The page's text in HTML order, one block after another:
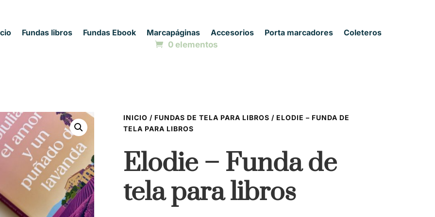
Fundas libros Fundas Ebook Marcapáginas Accesorios Porta marcadores
Coleteros
0 elementos
INICIO / FUNDAS DE TELA PARA LIBROS / ELODIE – FUNDA DE
TELA PARA LIBROS
Elodie – Funda de
tela para libros